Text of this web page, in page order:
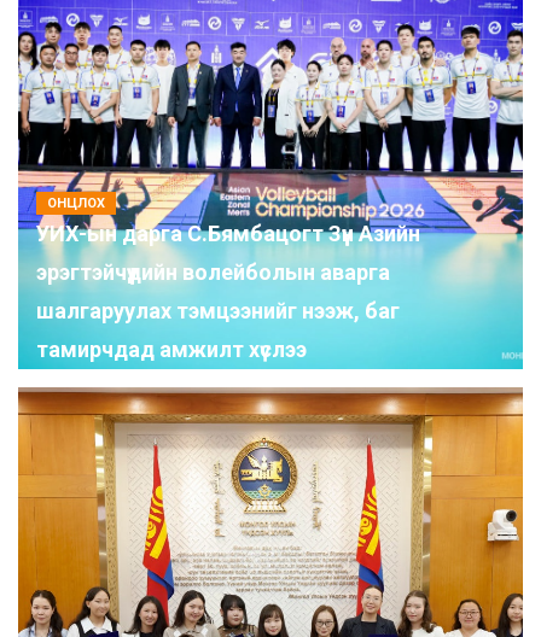
ОНЦЛОХ
УИХ-ын дарга С.Бямбацогт Зүүн Азийн
эрэгтэйчүүдийн волейболын аварга
шалгаруулах тэмцээнийг нээж, баг
тамирчдад амжилт хүслээ